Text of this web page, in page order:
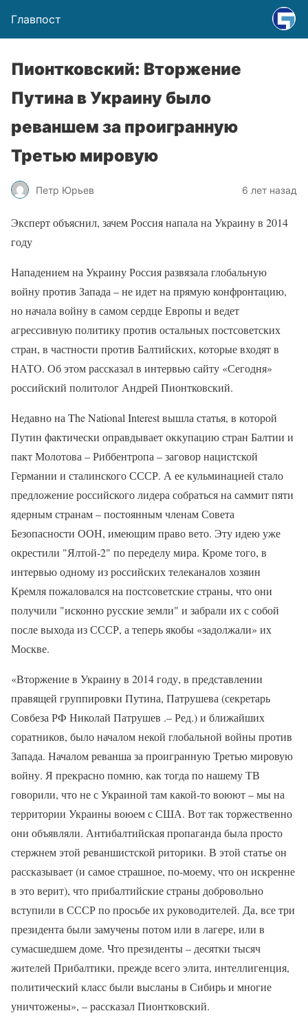
Главпост
Пионтковский: Вторжение
Путина в Украину было
реваншем за проигранную
Третью мировую
Петр Юрьев 6 лет назад
Эксперт объяснил, зачем Россия напала на Украину в 2014
году
Нападением на Украину Россия развязала глобальную
войну против Запада – не идет на прямую конфронтацию,
но начала войну в самом сердце Европы и ведет
агрессивную политику против остальных постсоветских
стран, в частности против Балтийских, которые входят в
НАТО. Об этом рассказал в интервью сайту «Сегодня»
российский политолог Андрей Пионтковский.
Недавно на The National Interest вышла статья, в которой
Путин фактически оправдывает оккупацию стран Балтии и
пакт Молотова – Риббентропа – заговор нацистской
Германии и сталинского СССР. А ее кульминацией стало
предложение российского лидера собраться на саммит пяти
ядерным странам – постоянным членам Совета
Безопасности ООН, имеющим право вето. Эту идею уже
окрестили "Ялтой-2" по переделу мира. Кроме того, в
интервью одному из российских телеканалов хозяин
Кремля пожаловался на постсоветские страны, что они
получили "исконно русские земли" и забрали их с собой
после выхода из СССР, а теперь якобы «задолжали» их
Москве.
«Вторжение в Украину в 2014 году, в представлении
правящей группировки Путина, Патрушева (секретарь
Совбеза РФ Николай Патрушев .– Ред.) и ближайших
соратников, было началом некой глобальной войны против
Запада. Началом реванша за проигранную Третью мировую
войну. Я прекрасно помню, как тогда по нашему ТВ
говорили, что не с Украиной там какой-то воюют – мы на
территории Украины воюем с США. Вот так торжественно
они объявляли. Антибалтийская пропаганда была просто
стержнем этой реваншистской риторики. В этой статье он
рассказывает (и самое страшное, по-моему, что он искренне
в это верит), что прибалтийские страны добровольно
вступили в СССР по просьбе их руководителей. Да, все три
президента были замучены потом или в лагере, или в
сумасшедшем доме. Что президенты – десятки тысяч
жителей Прибалтики, прежде всего элита, интеллигенция,
политический класс были высланы в Сибирь и многие
уничтожены», – рассказал Пионтковский.